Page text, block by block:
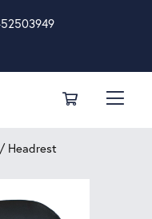
/ Headrest